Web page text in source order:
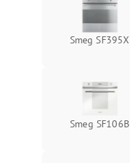
Smeg SF395X
Smeg SF106B